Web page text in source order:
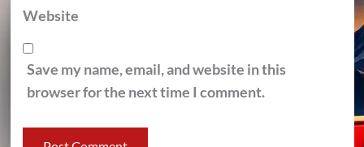
Website
Save my name, email, and website in this
browser for the next time I comment.